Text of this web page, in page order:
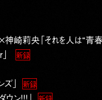
莉央「それを人は“青春
新録
」 新録